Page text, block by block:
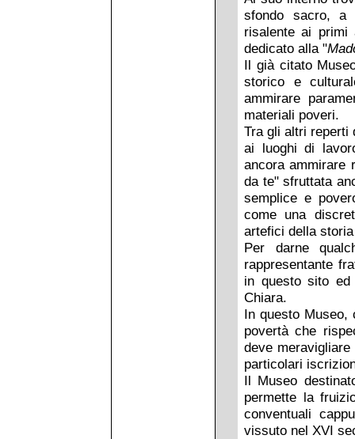
sfondo sacro, a
risalente ai primi
dedicato alla "
Il già citato
storico e
ammirare
materiali poveri.
Tra gli altri reperti
ai luoghi di
ancora ammirare
da te" sfruttata
semplice e
come una
artefici della
Per darne
rappresentante
in questo sito ed
Chiara.
In questo
povertà che
deve
particolari
Il Museo
permette la
conventuali
vissuto nel XVI